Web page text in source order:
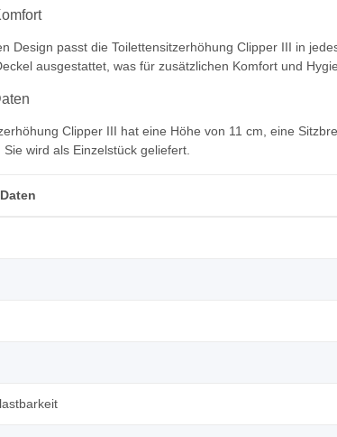
Design passt die Toilettensitzerhöhung Clipper III in
ausgestattet, was für zusätzlichen Komfort und
Clipper III hat eine Höhe von 11 cm, eine
wird als Einzelstück geliefert.